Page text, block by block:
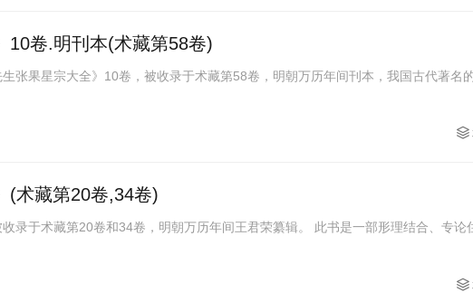
10卷.明刊本(术藏第58卷)
生张果星宗大全》10卷，被收录于术藏第58卷，明朝万历年间刊本，我国古代著名
(术藏第20卷,34卷)
收录于术藏第20卷和34卷，明朝万历年间王君荣纂辑。 此书是一部形理结合、专论